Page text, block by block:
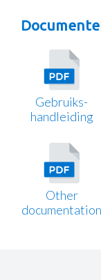
Gebruiks-
handleiding
Other
documentation